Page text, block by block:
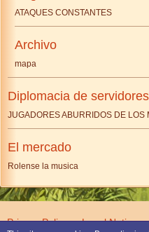
ATAQUES CONSTANTES
Archivo
mapa
Diplomacia de servidores
El mercado
Rolense la musica
Privacy Policy Legal Notice